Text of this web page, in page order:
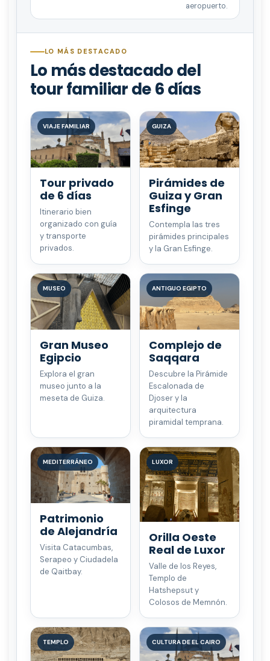
aeropuerto.
LO MÁS DESTACADO
Lo más destacado del
tour familiar de 6 días
VIAJE FAMILIAR
Tour privado
de 6 días
Itinerario bien
organizado con guía
y transporte
privados.
GUIZA
Pirámides de
Guiza y Gran
Esfinge
Contempla las tres
pirámides principales
y la Gran Esfinge.
MUSEO
Gran Museo
Egipcio
Explora el gran
museo junto a la
meseta de Guiza.
ANTIGUO EGIPTO
Complejo de
Saqqara
Descubre la Pirámide
Escalonada de
Djoser y la
arquitectura
piramidal temprana.
MEDITERRÁNEO
Patrimonio
de Alejandría
Visita Catacumbas,
Serapeo y Ciudadela
de Qaitbay.
LUXOR
Orilla Oeste
Real de Luxor
Valle de los Reyes,
Templo de
Hatshepsut y
Colosos de Memnón.
TEMPLO CULTURA DE EL CAIRO